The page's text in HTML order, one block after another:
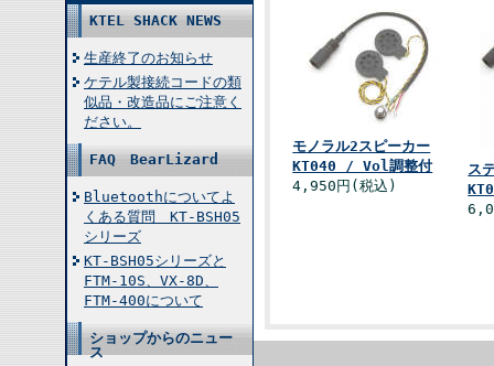
KTEL SHACK NEWS
生産終了のお知らせ
ケテル製接続コードの類
似品・改造品にご注意く
ださい。
FAQ BearLizard
Bluetoothについてよ
くある質問 KT-BSH05
シリーズ
KT-BSH05シリーズと
FTM-10S、VX-8D、
FTM-400について
ショップからのニュー
ス
モノラル2スピーカー
KT040 / Vol調整付
4,950円(税込)
ス